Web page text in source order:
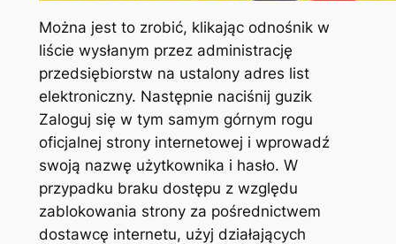
Można jest to zrobić, klikając odnośnik w
liście wysłanym przez administrację
przedsiębiorstw na ustalony adres list
elektroniczny. Następnie naciśnij guzik
Zaloguj się w tym samym górnym rogu
oficjalnej strony internetowej i wprowadź
swoją nazwę użytkownika i hasło. W
przypadku braku dostępu z względu
zablokowania strony za pośrednictwem
dostawcę internetu, użyj działających